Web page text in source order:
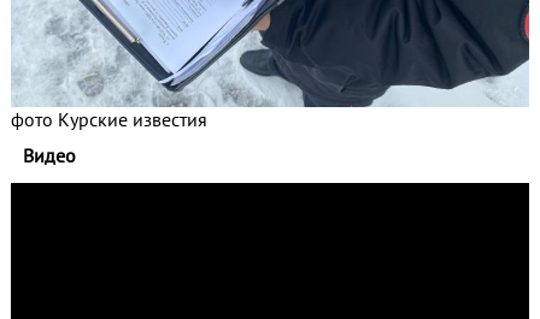
фото Курские известия
Видео